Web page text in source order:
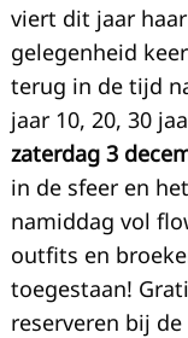
viert dit jaar
gelegenheid
terug in de tijd
jaar 10, 20, 30
zaterdag 3
in de sfeer en
namiddag vol
outfits en
toegestaan!
reserveren bij